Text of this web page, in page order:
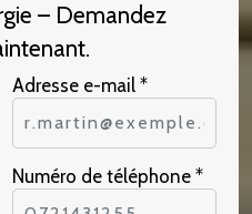
– Demandez
Adresse e-mail *
Numéro de téléphone *